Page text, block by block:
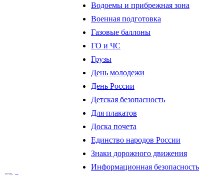
Водоемы и прибрежная зона
Военная подготовка
Газовые баллоны
ГО и ЧС
Грузы
День молодежи
День России
Детская безопасность
Для плакатов
Доска почета
Единство народов России
Знаки дорожного движения
Информационная безопасность